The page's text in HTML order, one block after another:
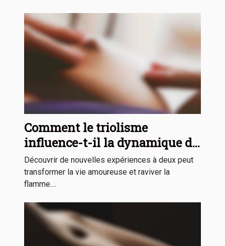
Comment le triolisme
influence-t-il la dynamique de
couple ?
Découvrir de nouvelles expériences à deux peut
transformer la vie amoureuse et raviver la
flamme....